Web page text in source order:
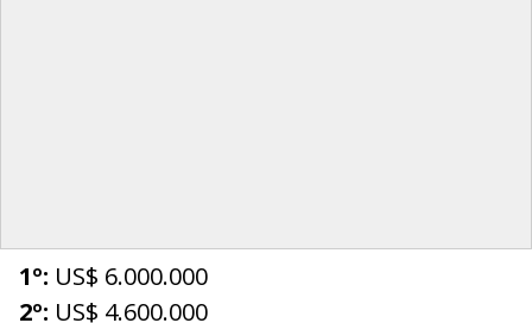
1º: US$ 6.000.000
2º: US$ 4.600.000